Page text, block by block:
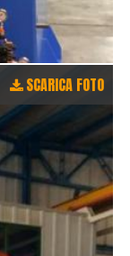
SCARICA FOTO